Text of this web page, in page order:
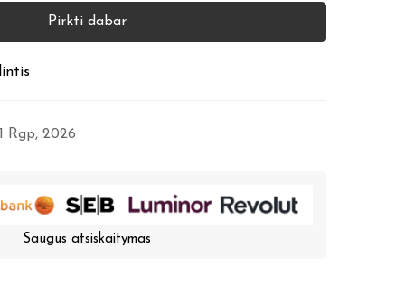
Pirkti dabar
Rgp, 2026
Saugus atsiskaitymas